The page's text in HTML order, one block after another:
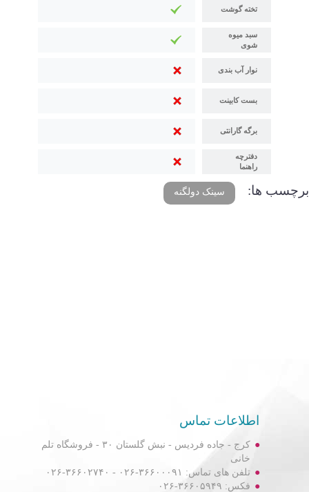
تخته گوشت
سبد میوه
شوی
نوار آب بندی
بست کابینت
برگه گارانتی
دفترچه
راهنما
برچسب ها: سینک دولگنه
اطلاعات تماس
کرج - جاده فردیس - نبش گلستان ۳۰ - فروشگاه تلم
خانی
تلفن های تماس: ۳۶۶۰۰۰۹۱-۰۲۶ - ۳۶۶۰۲۷۴۰-۰۲۶
فکس: ۳۶۶۰۵۹۴۹-۰۲۶